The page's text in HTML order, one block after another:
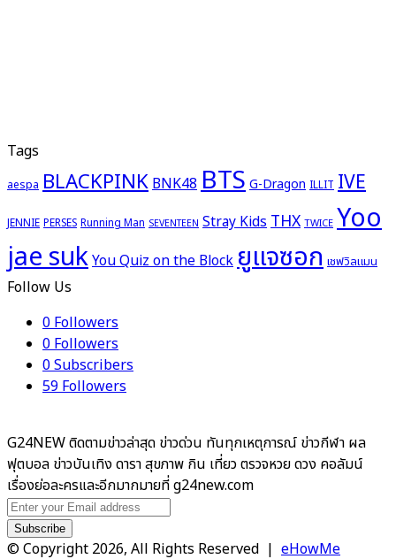
Tags
aespa BLACKPINK BNK48 BTSG-Dragon ILLIT IVE
JENNIE PERSES Running Man SEVENTEEN Stray Kids THX TWICE Yoo
jae sukYou Quiz on the Blockยูแจซอก เชฟวิลแมน
Follow Us
0 Followers
0 Followers
0Subscribers
59 Followers
G24NEW ติดตามข่าวล่าสุด ข่าวด่วน ทันทุกเหตุการณ์ ข่าวกีฬา ผล
ฟุตบอล ข่าวบันเทิง ดารา สุขภาพ กิน เที่ยว ตรวจหวย ดวง คอลัมน์
เรื่องย่อละครและอีกมากมายที่ g24new.com
Enter
your
Email
© Copyright 2026, All Rights Reserved | eHowMe